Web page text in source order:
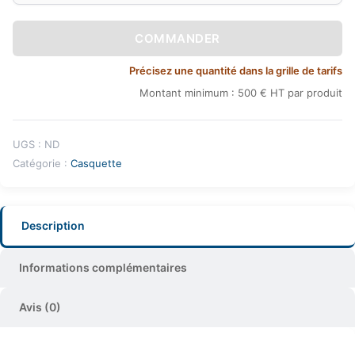
COMMANDER
Précisez une quantité dans la grille de tarifs
Montant minimum : 500 € HT par produit
UGS : ND
Catégorie : Casquette
Description
Informations complémentaires
Avis (0)